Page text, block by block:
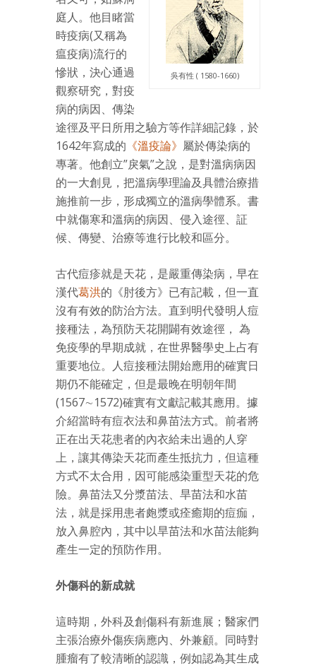
吳有性 ( 1580-1660)
庭人。他目睹當
時疫病(又稱為
瘟疫病)流行的
慘狀，決心通過
觀察研究，對疫
病的病因、傳染
途徑及平日所用之驗方等作詳細記錄，於
1642年寫成的 《溫疫論》 屬於傳染病的
專著。他創立”戾氣”之說，是對溫病病因
的一大創見，把溫病學理論及具體治療措
施推前一步，形成獨立的溫病學體系。書
中就傷寒和溫病的病因、侵入途徑、証
候、傳變、治療等進行比較和區分。
古代痘疹就是天花，是嚴重傳染病，早在
漢代葛洪的《肘後方》已有記載，但一直
沒有有效的防治方法。直到明代發明人痘
接種法，為預防天花開闢有效途徑， 為
免疫學的早期成就，在世界醫學史上占有
重要地位。人痘接種法開始應用的確實日
期仍不能確定，但是最晚在明朝年間
(1567∼1572)確實有文獻記載其應用。據
介紹當時有痘衣法和鼻苗法方式。前者將
正在出天花患者的內衣給未出過的人穿
上，讓其傳染天花而產生抵抗力，但這種
方式不太合用，因可能感染重型天花的危
險。鼻苗法又分漿苗法、旱苗法和水苗
法，就是採用患者皰漿或痊癒期的痘痂，
放入鼻腔內，其中以旱苗法和水苗法能夠
產生一定的預防作用。
外傷科的新成就
這時期，外科及創傷科有新進展；醫家們
主張治療外傷疾病應內、外兼顧。同時對
腫瘤有了較清晰的認識，例如認為其生成